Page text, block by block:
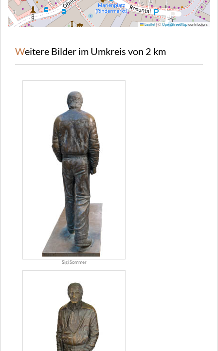
Leaflet|©OpenStreetMapcontributors
Weitere Bilder im Umkreis von 2 km
Sigi Sommer